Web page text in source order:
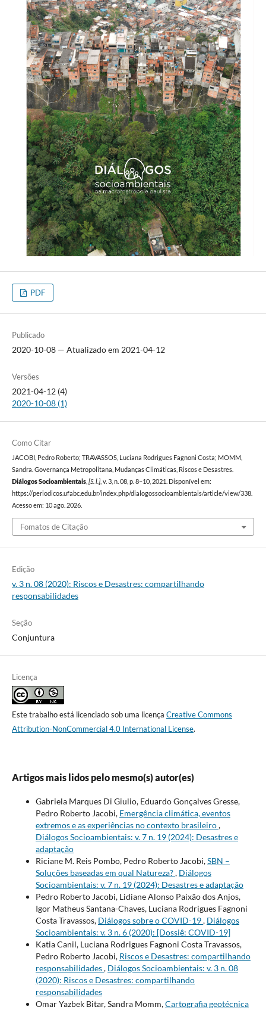
PDF
Publicado
2020-10-08 — Atualizado em 2021-04-12
Versões
2021-04-12 (4)
2020-10-08 (1)
Como Citar
JACOBI, Pedro Roberto; TRAVASSOS, Luciana Rodrigues Fagnoni Costa; MOMM,
Sandra. Governança Metropolitana, Mudanças Climáticas, Riscos e Desastres.
Diálogos Socioambientais, [S. l.], v. 3, n. 08, p. 8–10, 2021. Disponível em:
https://periodicos.ufabc.edu.br/index.php/dialogossocioambientais/article/view/338.
Acesso em: 10 ago. 2026.
Fomatos de Citação
Edição
v. 3 n. 08 (2020): Riscos e Desastres: compartilhando
responsabilidades
Seção
Conjuntura
Licença
Este trabalho está licenciado sob uma licença Creative Commons
Attribution-NonCommercial 4.0 International License.
Artigos mais lidos pelo mesmo(s) autor(es)
Gabriela Marques Di Giulio, Eduardo Gonçalves Gresse,
Pedro Roberto Jacobi, Emergência climática, eventos
extremos e as experiências no contexto brasileiro,
Diálogos Socioambientais: v. 7 n. 19 (2024): Desastres e
adaptação
Riciane M. Reis Pombo, Pedro Roberto Jacobi,SBN –
Soluções baseadas em qual Natureza?, Diálogos
Socioambientais: v. 7 n. 19 (2024): Desastres e adaptação
Pedro Roberto Jacobi, Lidiane Alonso Paixão dos Anjos,
Igor Matheus Santana-Chaves, Luciana Rodrigues Fagnoni
Costa Travassos, Diálogos sobre o COVID-19, Diálogos
Socioambientais: v. 3 n. 6 (2020): [Dossiê: COVID-19]
Katia Canil, Luciana Rodrigues Fagnoni Costa Travassos,
Pedro Roberto Jacobi, Riscos e Desastres: compartilhando
responsabilidades, Diálogos Socioambientais: v. 3 n. 08
(2020): Riscos e Desastres: compartilhando
responsabilidades
Omar Yazbek Bitar, Sandra Momm,Cartografia geotécnica